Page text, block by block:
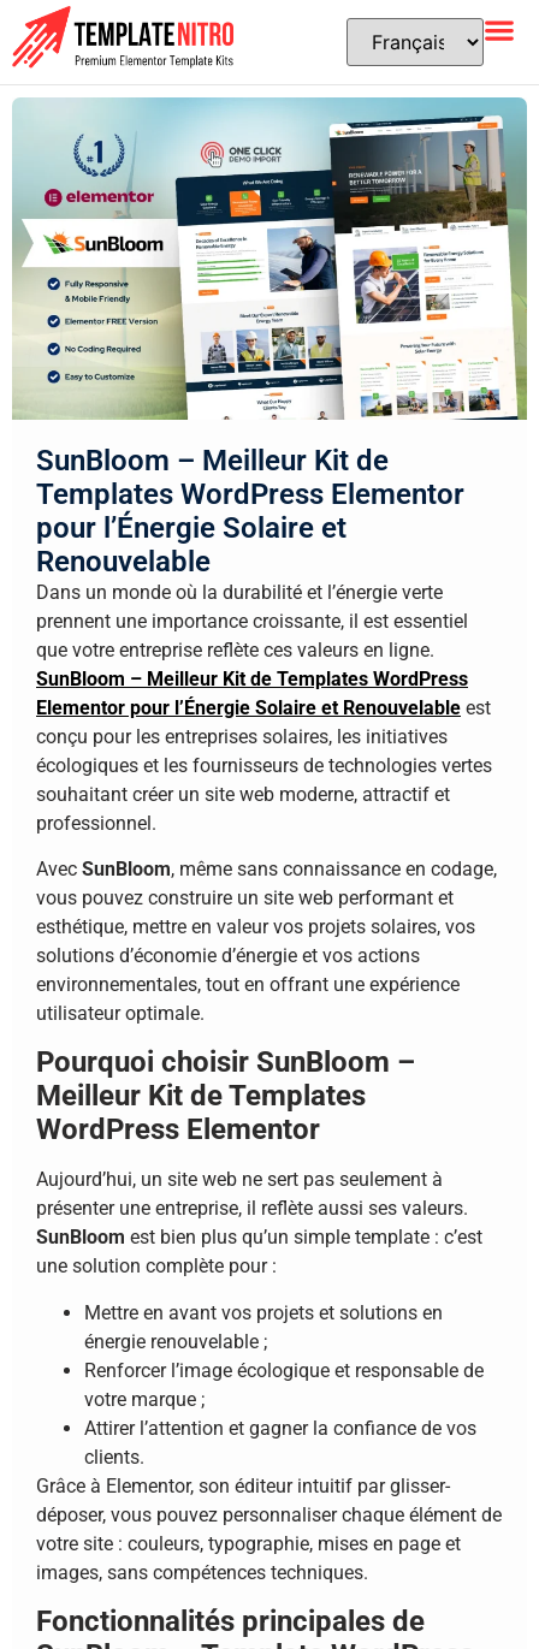
SunBloom – Meilleur Kit de
Templates WordPress Elementor
pour l’Énergie Solaire et
Renouvelable
Dans un monde où la durabilité et l’énergie verte
prennent une importance croissante, il est essentiel
que votre entreprise reflète ces valeurs en ligne.
SunBloom – Meilleur Kit de Templates WordPress
Elementor pour l’Énergie Solaire et Renouvelable est
conçu pour les entreprises solaires, les initiatives
écologiques et les fournisseurs de technologies vertes
souhaitant créer un site web moderne, attractif et
professionnel.
Avec SunBloom, même sans connaissance en codage,
vous pouvez construire un site web performant et
esthétique, mettre en valeur vos projets solaires, vos
solutions d’économie d’énergie et vos actions
environnementales, tout en offrant une expérience
utilisateur optimale.
Pourquoi choisir SunBloom –
Meilleur Kit de Templates
WordPress Elementor
Aujourd’hui, un site web ne sert pas seulement à
présenter une entreprise, il reflète aussi ses valeurs.
SunBloom est bien plus qu’un simple template : c’est
une solution complète pour :
Mettre en avant vos projets et solutions en
énergie renouvelable ;
Renforcer l’image écologique et responsable de
votre marque ;
Attirer l’attention et gagner la confiance de vos
clients.
Grâce à Elementor, son éditeur intuitif par glisser-
déposer, vous pouvez personnaliser chaque élément de
votre site : couleurs, typographie, mises en page et
images, sans compétences techniques.
Fonctionnalités principales de